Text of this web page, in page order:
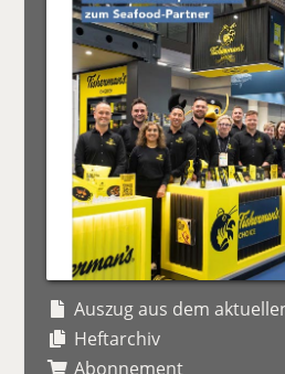
Auszug aus dem
Heftarchiv
Abonnement